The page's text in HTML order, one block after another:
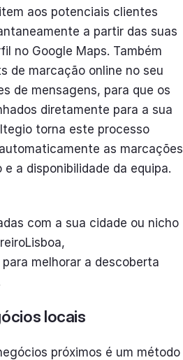
aos potenciais clientes
a partir das suas
no Google Maps. Também
de marcação online no seu
de mensagens, para que os
diretamente para a sua
torna este processo
as marcações
a disponibilidade da equipa.
com a sua cidade ou nicho
melhorar a descoberta
locais
próximos é um método